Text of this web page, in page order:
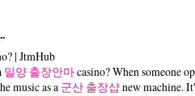
| JtmHub
밀양 출장안마casino? When someone
music as a 군산 출장샵new machine.